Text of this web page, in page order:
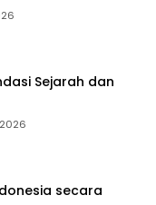
Sejarah dan
secara